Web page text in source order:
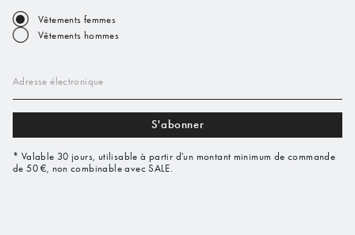
Vêtements femmes
Vêtements hommes
Adresse électronique
S'abonner
* Valable 30 jours, utilisable à partir d'un montant minimum de commande
de 50 €, non combinable avec SALE.